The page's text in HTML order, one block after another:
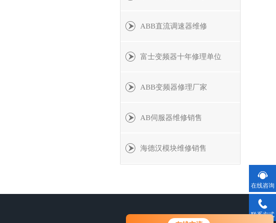
ABB直流调速器维修
富士变频器十年修理单位
ABB变频器修理厂家
AB伺服器维修销售
海德汉模块维修销售
在线咨询
联系方式